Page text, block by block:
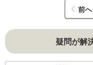
前へ
疑問が解